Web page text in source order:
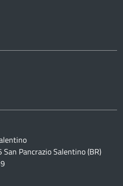
Pancrazio Salentino (BR)